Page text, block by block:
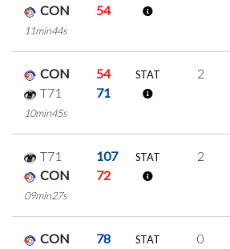
CON
54
11min44s
CON
54
T71
71
10min45s
STAT 2
T71
107
CON
72
09min27s
STAT 2
CON
78
STAT 0